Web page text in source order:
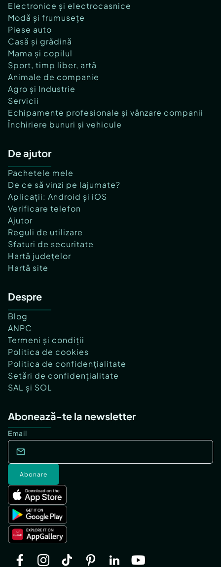
Electronice și electrocasnice
Modă și frumusețe
Piese auto
Casă și grădină
Mama și copilul
Sport, timp liber, artă
Animale de companie
Agro și Industrie
Servicii
Echipamente profesionale și vânzare companii
Închiriere bunuri și vehicule
De ajutor
Pachetele mele
De ce să vinzi pe lajumate?
Aplicații: Android și iOS
Verificare telefon
Ajutor
Reguli de utilizare
Sfaturi de securitate
Hartă județelor
Hartă site
Despre
Blog
ANPC
Termeni și condiții
Politica de cookies
Politica de confidențialitate
Setări de confidențialitate
SAL și SOL
Abonează-te la newsletter
Email
Abonare